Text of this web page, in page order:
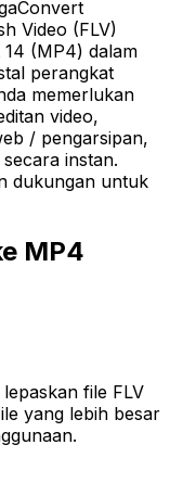
Video (FLV)
(MP4) dalam
perangkat
memerlukan
video,
/ pengarsipan,
instan.
dukungan untuk
MP4
file FLV
yang lebih besar